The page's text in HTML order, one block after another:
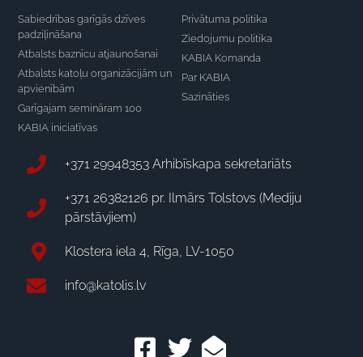
Sabiedrības garīgās dzīves
padziļināšana
Atbalsts baznīcu atjaunošanai
Atbalsts katoļu organizācijām un
apvienībām
Garīgajam semināram 100
KABIA iniciatīvas
Privātuma politika
Ziedojumu politika
KABIA Komanda
Par KABIA
Sazināties
+371 29948353 Arhibīskapa sekretariāts
+371 26382126 pr. Ilmārs Tolstovs (Mediju
pārstāvjiem)
Klostera iela 4, Rīga, LV-1050
info@katolis.lv